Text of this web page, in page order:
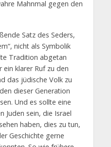
Mahnmal gegen den
Satz des Seders,
nicht als Symbolik
Tradition abgetan
ein klarer Ruf zu den
das jüdische Volk zu
dieser Generation
Und es sollte eine
Juden sein, die Israel
haben, dies zu tun,
Geschichte gerne